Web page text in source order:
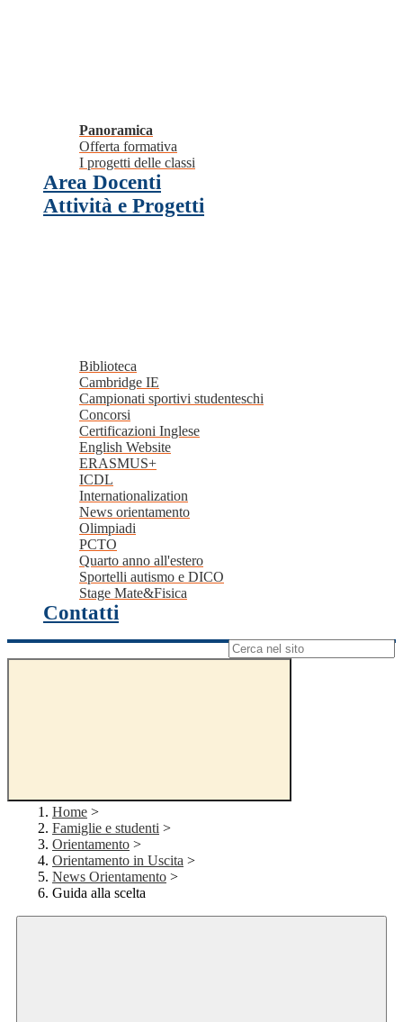
Panoramica
Offerta formativa
I progetti delle classi
Area Docenti
Attività e Progetti
Biblioteca
Cambridge IE
Campionati sportivi studenteschi
Concorsi
Certificazioni Inglese
English Website
ERASMUS+
ICDL
Internationalization
News orientamento
Olimpiadi
PCTO
Quarto anno all'estero
Sportelli autismo e DICO
Stage Mate&Fisica
Contatti
Campo di ricerca per le pagine del sito
Home >
Famiglie e studenti >
Orientamento >
Orientamento in Uscita >
News Orientamento >
Guida alla scelta